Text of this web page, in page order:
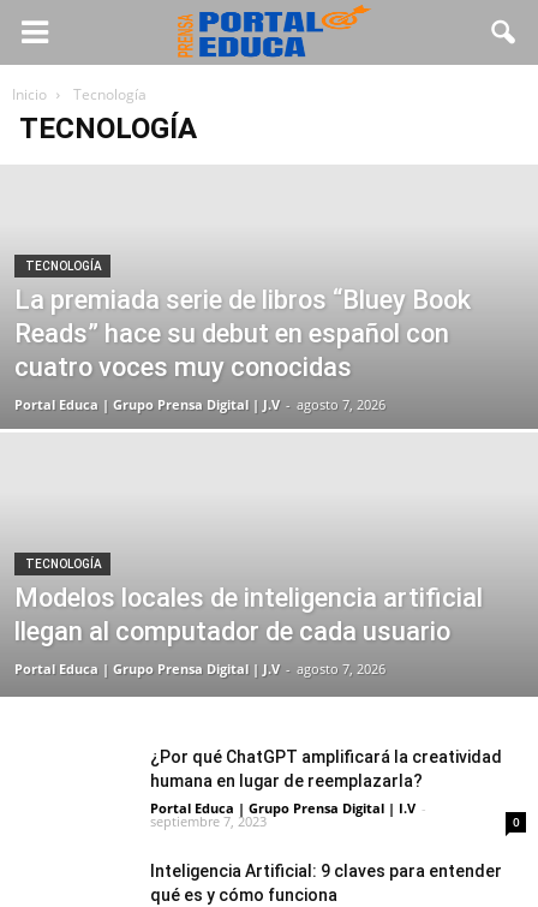
Inicio Tecnología
TECNOLOGÍA
TECNOLOGÍA
La premiada serie de libros “Bluey Book
Reads” hace su debut en español con
cuatro voces muy conocidas
Portal Educa | Grupo Prensa Digital | J.V - agosto 7, 2026
TECNOLOGÍA
Modelos locales de inteligencia artificial
llegan al computador de cada usuario
Portal Educa | Grupo Prensa Digital | J.V - agosto 7, 2026
¿Por qué ChatGPT amplificará la creatividad
humana en lugar de reemplazarla?
Portal Educa | Grupo Prensa Digital | I.V -
septiembre 7, 2023 0
Inteligencia Artificial: 9 claves para entender
qué es y cómo funciona